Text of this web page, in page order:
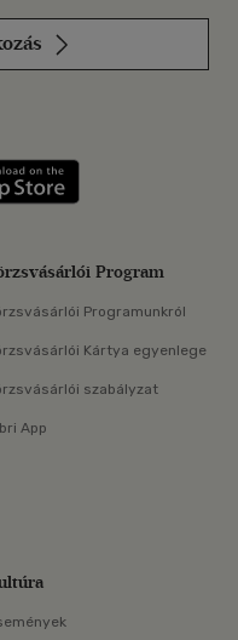
Szerezd meg: Google
Program
Programunkról
Kártya egyenlege
szabályzat
App